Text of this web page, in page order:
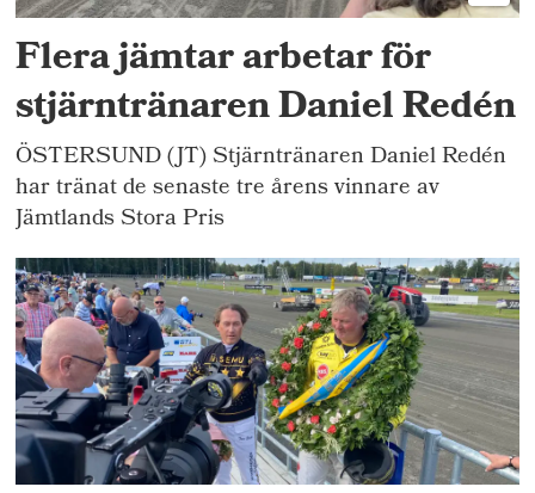
Flera jämtar arbetar för
stjärntränaren Daniel Redén
ÖSTERSUND (JT) Stjärntränaren Daniel Redén
har tränat de senaste tre årens vinnare av
Jämtlands Stora Pris